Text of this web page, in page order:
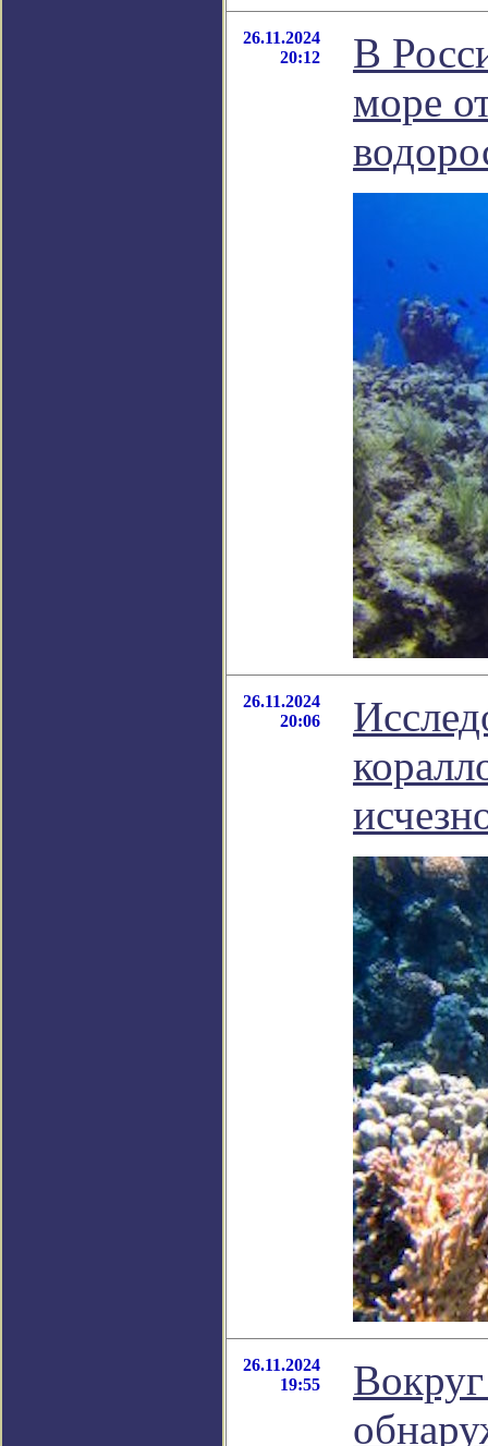
26.11.2024
20:12
В
море
26.11.2024
20:06
26.11.2024
19:55